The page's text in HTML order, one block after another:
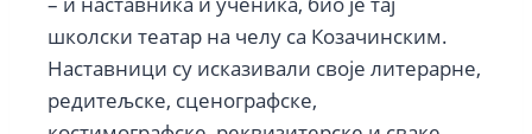
школски театар на челу са Козачинским.
Наставници су исказивали своје литерарне,
редитељске, сценографске,